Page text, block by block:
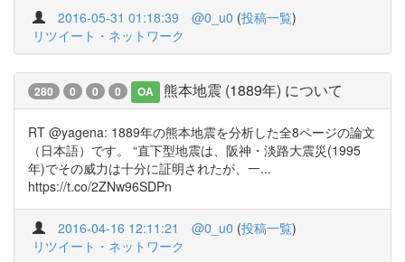
2016-05-31 01:18:39 @0_u0 (投稿一覧)
リツイート・ネットワーク
280 0 0 0 OA 熊本地震 (1889年) について
RT @yagena: 1889年の熊本地震を分析した全8ページの論文
（日本語）です。 “直下型地震は、阪神・淡路大震災(1995
年)でその威力は十分に証明されたが、一...
https://t.co/2ZNw96SDPn
2016-04-16 12:11:21 @0_u0 (投稿一覧)
リツイート・ネットワーク